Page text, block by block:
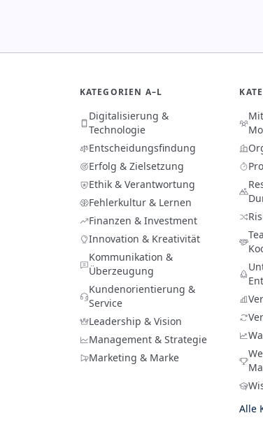
KATEGORIEN A–L
Digitalisierung &
Technologie
Entscheidungsfindung
Erfolg & Zielsetzung
Ethik & Verantwortung
Fehlerkultur & Lernen
Finanzen & Investment
Innovation & Kreativität
Kommunikation &
Überzeugung
Kundenorientierung &
Service
Leadership & Vision
Management & Strategie
Marketing & Marke
Alle